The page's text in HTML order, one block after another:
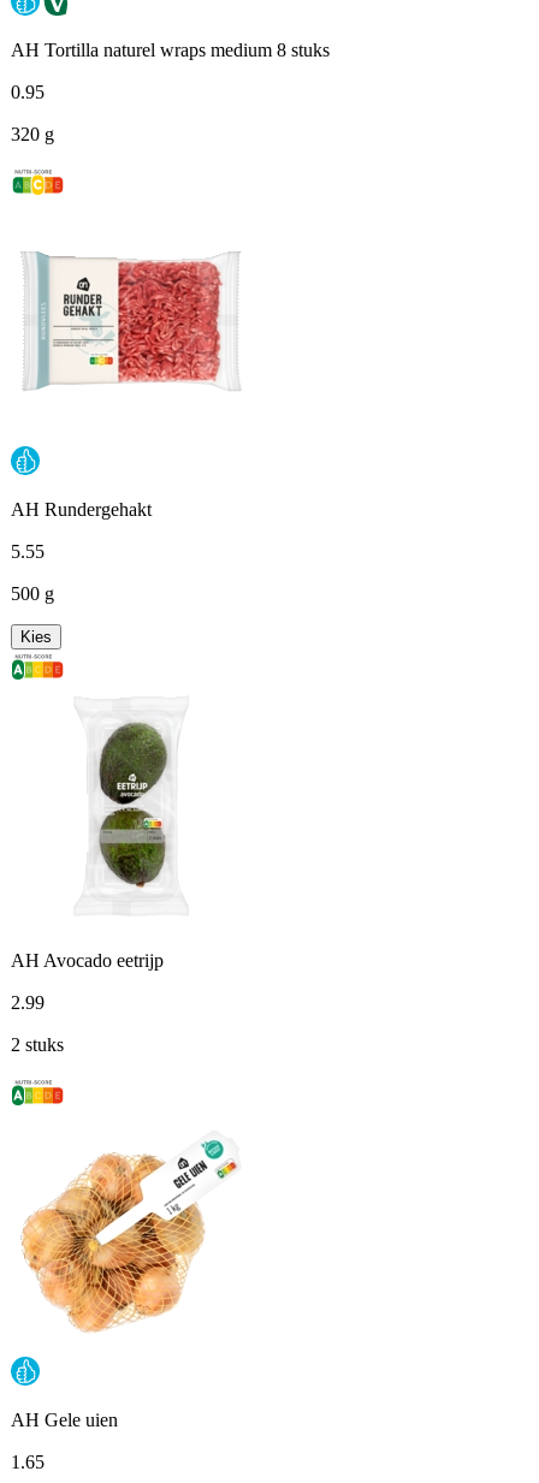
AH Tortilla naturel wraps medium 8 stuks
0.95
320 g
AH Rundergehakt
5.55
500 g
Kies
AH Avocado eetrijp
2.99
2 stuks
AH Gele uien
1 .65